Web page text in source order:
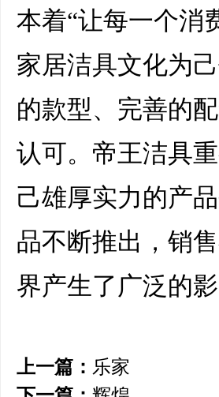
本着“让每一个消
家居洁具文化为
的款型、完善的
认可。帝王洁具
己雄厚实力的产
品不断推出，销
界产生了广泛的影
上一篇： 乐家